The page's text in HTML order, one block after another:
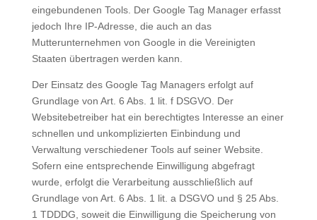
eingebundenen Tools. Der Google Tag Manager erfasst
jedoch Ihre IP-Adresse, die auch an das
Mutterunternehmen von Google in die Vereinigten
Staaten übertragen werden kann.
Der Einsatz des Google Tag Managers erfolgt auf
Grundlage von Art. 6 Abs. 1 lit. f DSGVO. Der
Websitebetreiber hat ein berechtigtes Interesse an einer
schnellen und unkomplizierten Einbindung und
Verwaltung verschiedener Tools auf seiner Website.
Sofern eine entsprechende Einwilligung abgefragt
wurde, erfolgt die Verarbeitung ausschließlich auf
Grundlage von Art. 6 Abs. 1 lit. a DSGVO und § 25 Abs.
1 TDDDG, soweit die Einwilligung die Speicherung von